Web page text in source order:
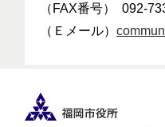
（FAX番号） 092-
（Ｅメール）